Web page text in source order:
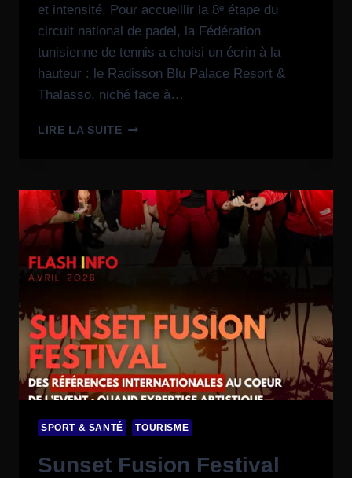
et intensité. Pour accueillir la 8ᵉ étape du
circuit national de padel, la Fédération
tunisienne de tennis a choisi un écrin à la
hauteur : le Radisson Blu Palace Resort &
Thalasso, niché face à…
LIRE LA SUITE
SPORT & SANTÉ TOURISME
Sunset Fusion Festival